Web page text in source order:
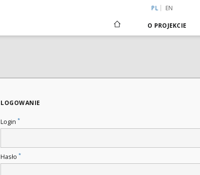
PL EN
O PROJEKCIE
LOGOWANIE
Login *
Hasło *